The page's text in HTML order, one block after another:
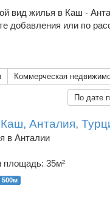
вид жилья в Каш -
добавления или по
Коммерческая
По дате
Анталия,
в Анталии
35м²